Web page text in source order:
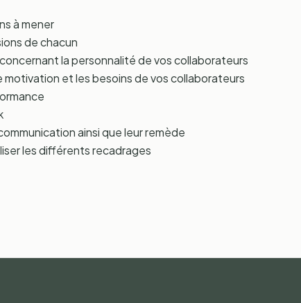
à mener
de chacun
la personnalité de vos collaborateurs
motivation et les besoins de vos collaborateurs
ainsi que leur remède
les différents recadrages